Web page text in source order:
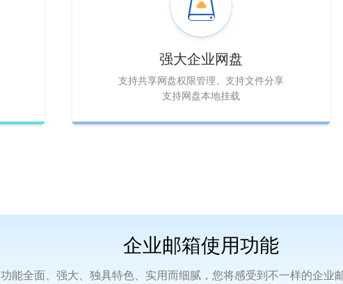
强大企业网盘
支持共享网盘权限管理、支持文件分享
支持网盘本地挂载
企业邮箱使用功能
功能全面、强大、独具特色、实用而细腻，您将感受到不一样的企业